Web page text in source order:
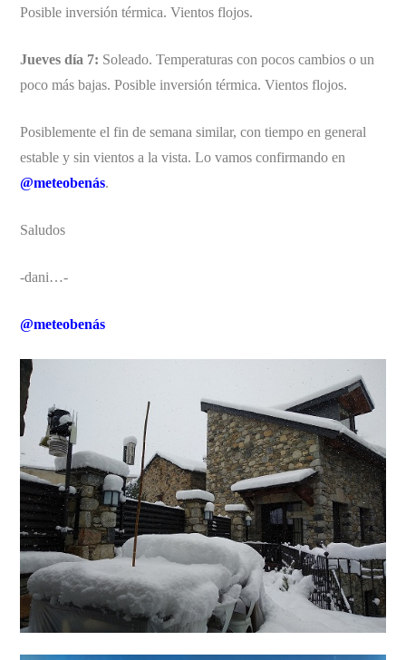
Posible inversión térmica. Vientos flojos.
Jueves día 7: Soleado. Temperaturas con pocos cambios o un
poco más bajas. Posible inversión térmica. Vientos flojos.
Posiblemente el fin de semana similar, con tiempo en general
estable y sin vientos a la vista. Lo vamos confirmando en
@meteobenás.
Saludos
-dani…-
@meteobenás